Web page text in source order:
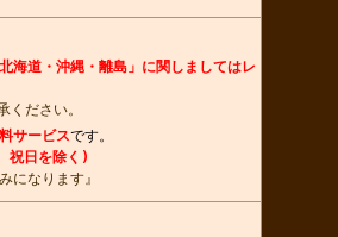
海道・沖縄・離島」に関しましてはレ
ださい。
サービスです。
祝日を除く)
になります』